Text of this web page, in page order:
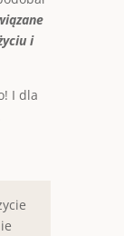
i
I dla